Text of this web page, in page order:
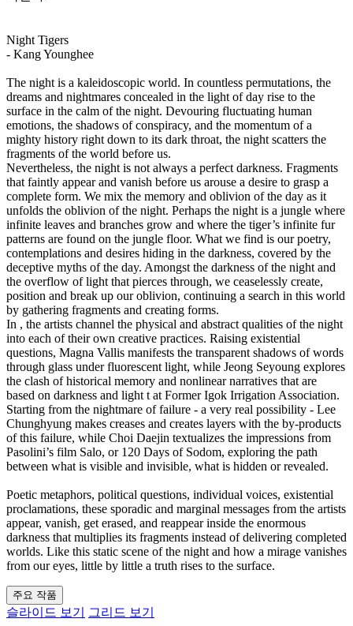
Night Tigers
- Kang Younghee
The night is a kaleidoscopic world. In countless permutations, the
dreams and nightmares concealed in the light of day rise to the
surface in the calm of the night. Devouring fluctuating human
emotions, the shadows of conspiracy, and the momentum of a
mighty history right down to its dark throat, the night scatters the
fragments of the world before us.
Nevertheless, the night is not always a perfect darkness. Fragments
that faintly appear and vanish before us arouse a desire to grasp a
complete form. We mix the memory and oblivion of the day as it
unfolds the oblivion of the night. Perhaps the night is a jungle where
infinite leaves and branches grow and where the tiger’s infinite fur
patterns are found on the jungle floor. What we find is our poetry,
contemplations and desires hiding in the darkness, covered by the
deceptive myths of the day. Amongst the darkness of the night and
the overflow of light that pierces through, we ceaselessly create,
position and break up our oblivion, continuing a search in this world
by gathering fragments and creating forms.
In , the artists channel the physical and abstract qualities of the night
into each of their own creative practices. Raising existential
questions, Magna Vallis manifests the transparent shadows of words
through glass under fluorescent light, while Jeong Seyoung explores
the clash of historical memory and nonlinear narratives that are
based on darkness and light t at Former Igok Irrigation Association.
Starting from the nightmare of failure - a very real possibility - Lee
Chunghyung makes creases and creates layers with the by-products
of this failure, while Choi Daejin textualizes the impressions from
Pasolini’s film Salo, or 120 Days of Sodom, exploring the path
between what is visible and invisible, what is hidden or revealed.
Poetic metaphors, political questions, individual voices, existential
proclamations, these sporadic and marginal messages from the artists
appear, vanish, get erased, and reappear inside the enormous
darkness that multiplies its fragments instead of delivering completed
worlds. Like this static scene of the night and how a mirage vanishes
from our eyes, little by little a truth rises to the surface.
주요 작품
슬라이드 보기 그리드 보기